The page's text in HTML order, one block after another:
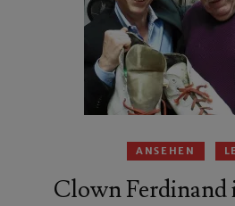
ANSEHEN
Clown Ferdinand